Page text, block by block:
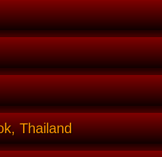
Thailand